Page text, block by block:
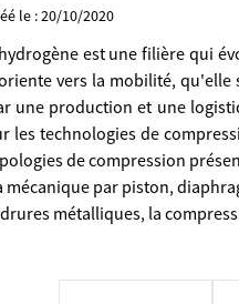
le : 20/10/2020
est une filière qui
vers la mobilité, qu'elle
une production et une
les technologies de
de compression
mécanique par piston,
métalliques, la